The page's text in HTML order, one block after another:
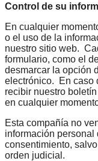
Control de su
En cualquier
o el uso de la
nuestro sitio web.
formulario, como el
desmarcar la opción
electrónico. En caso
recibir nuestro
en cualquier
Esta compañía no
información personal
consentimiento,
orden judicial.